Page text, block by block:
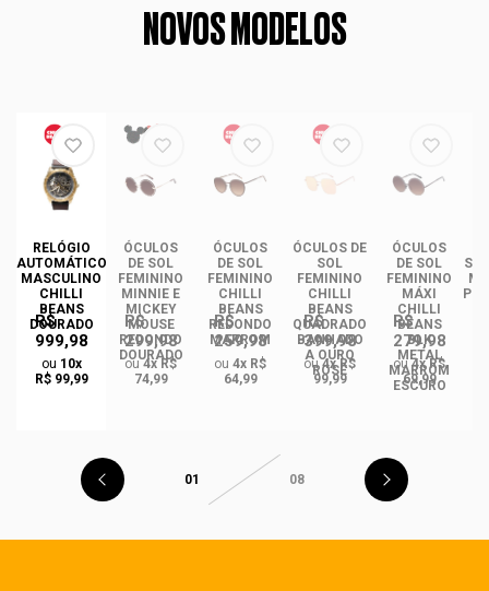
NOVOS MODELOS
RELÓGIO
AUTOMÁTICO
MASCULINO
CHILLI
BEANS
DOURADO
R$
999,98
ou 10x
R$ 99,99
ÓCULOS
DE SOL
FEMININO
MINNIE E
MICKEY
MOUSE
REDONDO
DOURADO
R$
299,98
ou4x R$
74,99
ÓCULOS
DE SOL
FEMININO
CHILLI
BEANS
REDONDO
MARROM
R$
259,98
ou 4x R$
64,99
ÓCULOS DE
SOL
FEMININO
CHILLI
BEANS
QUADRADO
BANHADO
A OURO
ROSÉ
R$
399,98
ou4x R$
99,99
ÓCULOS
DE SOL
FEMININO
MÁXI
CHILLI
BEANS
BLK
METAL
MARROM
ESCURO
R$
279,98
ou4x R$
69,99
01 08